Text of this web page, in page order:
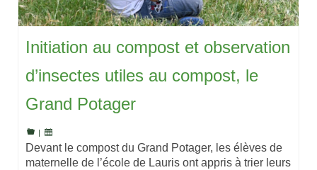
Initiation au compost et observation
d’insectes utiles au compost, le
Grand Potager
Devant le compost du Grand Potager, les élèves de
maternelle de l’école de Lauris ont appris à trier leurs